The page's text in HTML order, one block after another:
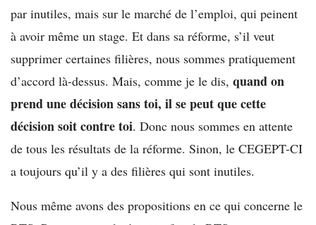
par inutiles, mais sur le marché de l’emploi, qui peinent
à avoir même un stage. Et dans sa réforme, s’il veut
supprimer certaines filières, nous sommes pratiquement
d’accord là-dessus. Mais, comme je le dis, quand on
prend une décision sans toi, il se peut que cette
décision soit contre toi. Donc nous sommes en attente
de tous les résultats de la réforme. Sinon, le CEGEPT-CI
a toujours qu’il y a des filières qui sont inutiles.
Nous même avons des propositions en ce qui concerne le